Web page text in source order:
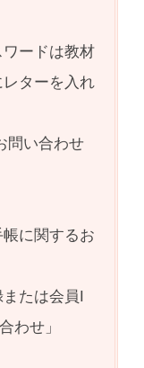
ードは教材
ターを入れ
問い合わせ
に関するお
または会員I
わせ」